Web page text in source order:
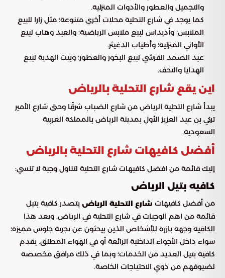
والتجميل والعطور والأدوات المنزلية.
كما يوجد في شارع التحلية محلات أخري متنوعة؛ مثل زارا للبيع
الملابس؛ وأديداس لبيع ملابس الرياضية؛ والعبد وهاب لبيع
الأواني المنزلية؛ وأطياب الدغيثر.
عبد الصمد القرشي لبيع البخور والعطور؛ وبيت الهدية لبيع
الهدايا والتحف.
اين يقع شارع التحلية بالرياض
يبدأ شارع التحلية الرياض من شارع الضباب شرقًا وحتى شارع الأمير
تركي بن عبد العزيز الأول بمدينة الرياض بالمملكة العربية
السعودية.
أفضل كافيهات شارع التحلية بالرياض
إليك قائمة من افضل كافيهات شارع التحلية لتناول وجبة لا تنسي:
كافيه بتيل الرياض
من أفضل كافيهات شارع التحلية الرياض يتصدر كافية بتيل
قائمة من اهم الوجبات في شارع التحلية في الرياض. ويعد هذا
الكافية وجهة بازرة للأشخاص الذين بيحثون عن تجربة جلوس مميزة؛
سواء داخل الأجواء الداخلية الرائعة أو في الهواء المطلق. يقدم
كافية بتيل العديد من الخدمات؛ وبما في ذلك مرافق مخصصة
لضيوفهم من ذوي الاحتياجات الخاصة.